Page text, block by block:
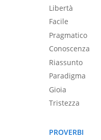
Libertà
Facile
Pragmatico
Conoscenza
Riassunto
Paradigma
Gioia
Tristezza
PROVERBI